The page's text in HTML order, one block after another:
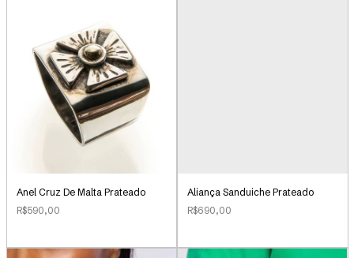
Anel Cruz De Malta Prateado
R$590,00
Aliança Sanduiche Prateado
R$690,00